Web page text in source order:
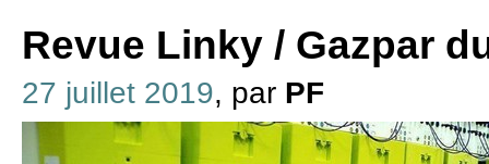
Revue Linky / Gazpar
27 juillet 2019, par PF